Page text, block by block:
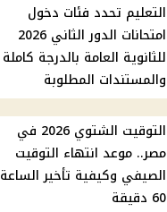
التعليم تحدد فئات دخول
امتحانات الدور الثاني 2026
للثانوية العامة بالدرجة كاملة
والمستندات المطلوبة
التوقيت الشتوي 2026 في
مصر.. موعد انتهاء التوقيت
الصيفي وكيفية تأخير الساعة
60 دقيقة